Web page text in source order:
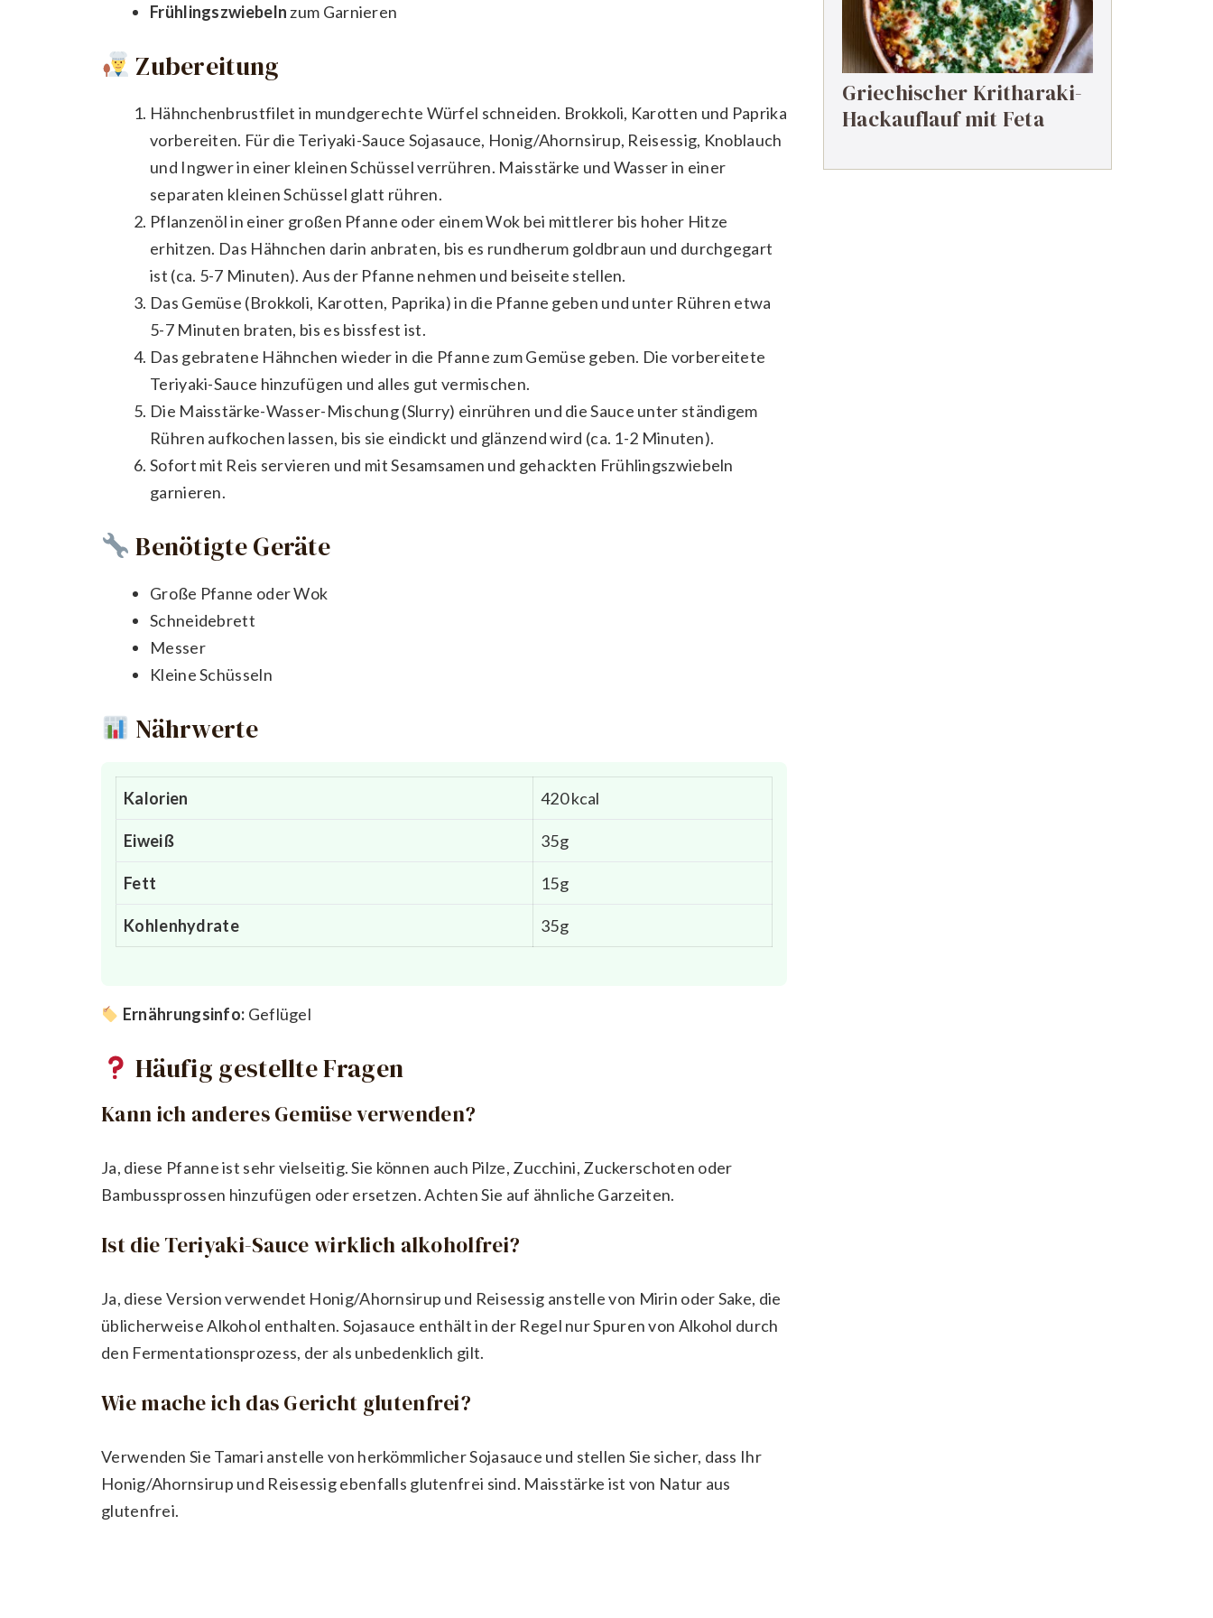
Frühlingszwiebeln zum Garnieren
Zubereitung
Hähnchenbrustfilet in mundgerechte Würfel schneiden. Brokkoli, Karotten und Paprika
vorbereiten. Für die Teriyaki-Sauce Sojasauce, Honig/Ahornsirup, Reisessig, Knoblauch
und Ingwer in einer kleinen Schüssel verrühren. Maisstärke und Wasser in einer
separaten kleinen Schüssel glatt rühren.
Pflanzenöl in einer großen Pfanne oder einem Wok bei mittlerer bis hoher Hitze
erhitzen. Das Hähnchen darin anbraten, bis es rundherum goldbraun und durchgegart
ist (ca. 5-7 Minuten). Aus der Pfanne nehmen und beiseite stellen.
Das Gemüse (Brokkoli, Karotten, Paprika) in die Pfanne geben und unter Rühren etwa
5-7 Minuten braten, bis es bissfest ist.
Das gebratene Hähnchen wieder in die Pfanne zum Gemüse geben. Die vorbereitete
Teriyaki-Sauce hinzufügen und alles gut vermischen.
Die Maisstärke-Wasser-Mischung (Slurry) einrühren und die Sauce unter ständigem
Rühren aufkochen lassen, bis sie eindickt und glänzend wird (ca. 1-2 Minuten).
Sofort mit Reis servieren und mit Sesamsamen und gehackten Frühlingszwiebeln
garnieren.
Benötigte Geräte
Große Pfanne oder Wok
Schneidebrett
Messer
Kleine Schüsseln
Nährwerte
Kalorien 420 kcal
Eiweiß 35g
Fett 15g
Kohlenhydrate 35g
Ernährungsinfo: Geflügel
Häufig gestellte Fragen
Kann ich anderes Gemüse verwenden?
Ja, diese Pfanne ist sehr vielseitig. Sie können auch Pilze, Zucchini, Zuckerschoten oder
Bambussprossen hinzufügen oder ersetzen. Achten Sie auf ähnliche Garzeiten.
Ist die Teriyaki-Sauce wirklich alkoholfrei?
Ja, diese Version verwendet Honig/Ahornsirup und Reisessig anstelle von Mirin oder Sake, die
üblicherweise Alkohol enthalten. Sojasauce enthält in der Regel nur Spuren von Alkohol durch
den Fermentationsprozess, der als unbedenklich gilt.
Wie mache ich das Gericht glutenfrei?
Verwenden Sie Tamari anstelle von herkömmlicher Sojasauce und stellen Sie sicher, dass Ihr
Honig/Ahornsirup und Reisessig ebenfalls glutenfrei sind. Maisstärke ist von Natur aus
glutenfrei.
Griechischer Kritharaki-
Hackauflauf mit Feta